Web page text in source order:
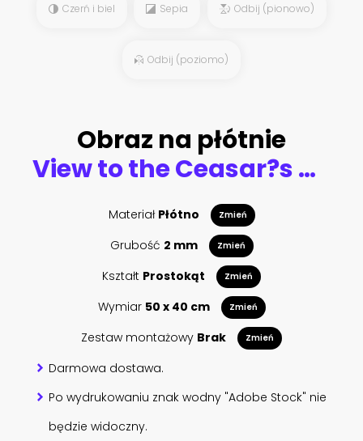
Czerń i biel Sepia Odbij (pionowo)
Odbij (poziomo)
Obraz na płótnie
View to the Ceasar?s Tower in Provins, France
Materiał Płótno Zmień
Grubość 2 mm Zmień
Kształt Prostokąt Zmień
Wymiar 50 x 40 cm Zmień
Zestaw montażowy Brak Zmień
Darmowa dostawa.
Po wydrukowaniu znak wodny "Adobe Stock" nie
będzie widoczny.